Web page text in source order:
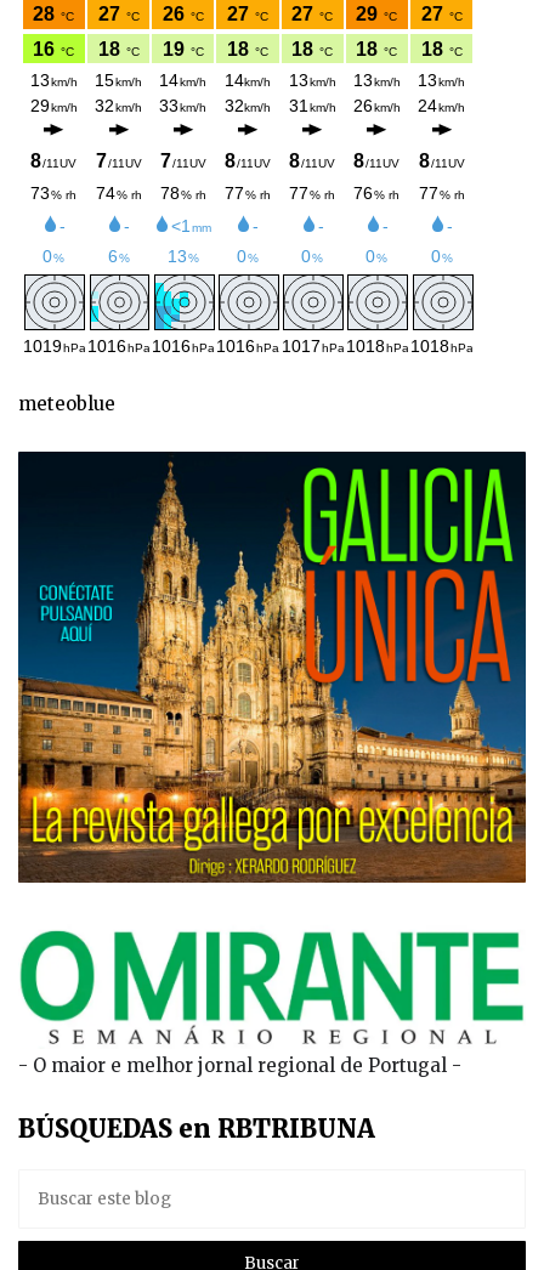
meteoblue
- O maior e melhor jornal regional de Portugal -
BÚSQUEDAS en RBTRIBUNA